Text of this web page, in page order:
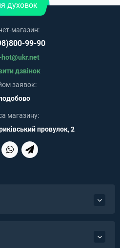
духовок
магазин:
99-90
дзвінок
заявок:
магазину:
провулок, 2